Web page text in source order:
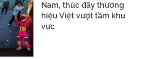
Nam, thúc đẩy thương
hiệu Việt vượt tầm khu
vực